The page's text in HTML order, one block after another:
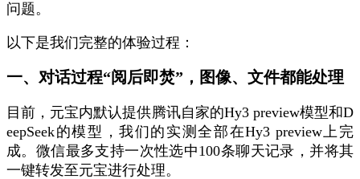
问题。
以下是我们完整的体验过程：
一、对话过程“阅后即焚”，图像、文件都能处理
目前，元宝内默认提供腾讯自家的Hy3 preview模型和D
eepSeek的模型，我们的实测全部在Hy3 preview上完
成。微信最多支持一次性选中100条聊天记录，并将其
一键转发至元宝进行处理。